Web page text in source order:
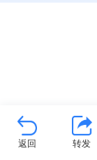
返回 转发